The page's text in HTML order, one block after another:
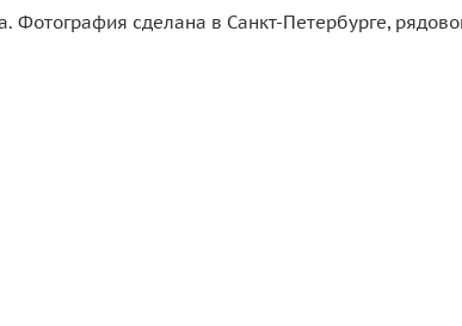
Фотография сделана в Санкт-Петербурге,